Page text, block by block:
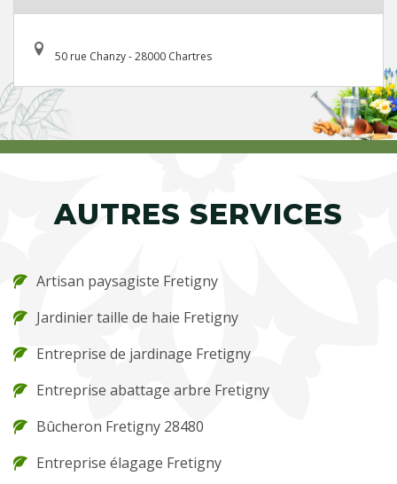
50 rue Chanzy - 28000 Chartres
AUTRES SERVICES
Artisan paysagiste Fretigny
Jardinier taille de haie Fretigny
Entreprise de jardinage Fretigny
Entreprise abattage arbre Fretigny
Bûcheron Fretigny 28480
Entreprise élagage Fretigny